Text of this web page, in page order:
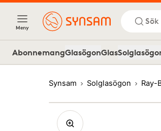
Meny
AbonnemangGlasögonGlas
Synsam Solglasögon Ray-